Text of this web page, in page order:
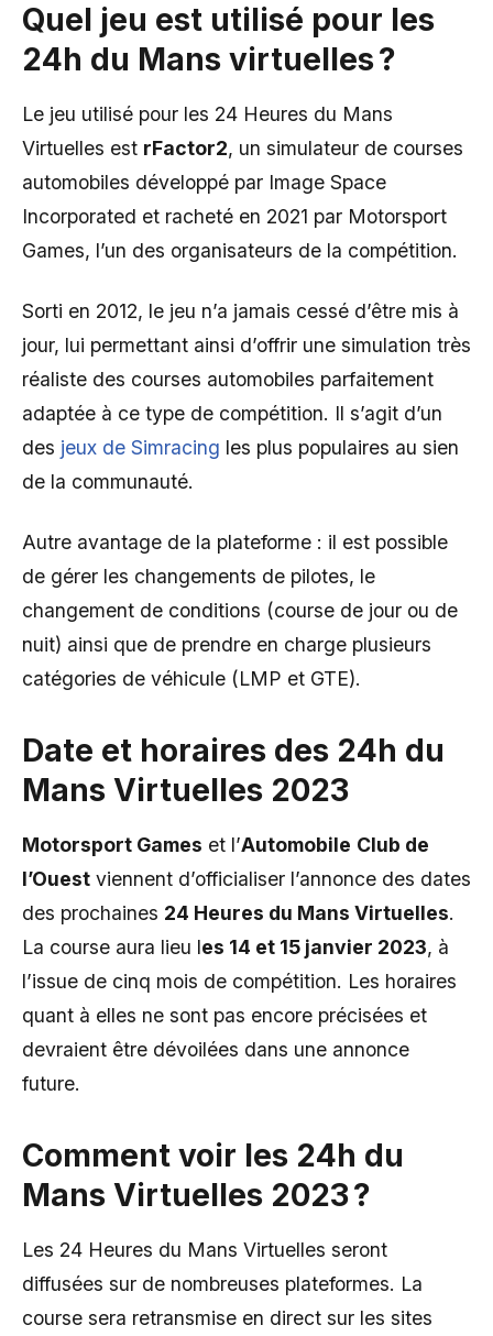
Quel jeu est utilisé pour les
24h du Mans virtuelles ?
Le jeu utilisé pour les 24 Heures du Mans
Virtuelles est rFactor2, un simulateur de courses
automobiles développé par Image Space
Incorporated et racheté en 2021 par Motorsport
Games, l’un des organisateurs de la compétition.
Sorti en 2012, le jeu n’a jamais cessé d’être mis à
jour, lui permettant ainsi d’offrir une simulation très
réaliste des courses automobiles parfaitement
adaptée à ce type de compétition. Il s’agit d’un
des jeux de Simracing les plus populaires au sien
de la communauté.
Autre avantage de la plateforme : il est possible
de gérer les changements de pilotes, le
changement de conditions (course de jour ou de
nuit) ainsi que de prendre en charge plusieurs
catégories de véhicule (LMP et GTE).
Date et horaires des 24h du
Mans Virtuelles 2023
Motorsport Games et l’Automobile Club de
l’Ouest viennent d’officialiser l’annonce des dates
des prochaines 24 Heures du Mans Virtuelles.
La course aura lieu les 14 et 15 janvier 2023, à
l’issue de cinq mois de compétition. Les horaires
quant à elles ne sont pas encore précisées et
devraient être dévoilées dans une annonce
future.
Comment voir les 24h du
Mans Virtuelles 2023 ?
Les 24 Heures du Mans Virtuelles seront
diffusées sur de nombreuses plateformes. La
course sera retransmise en direct sur les sites